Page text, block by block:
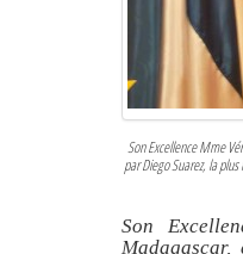
Son Excellence Mme
par Diego Suarez, la
Son